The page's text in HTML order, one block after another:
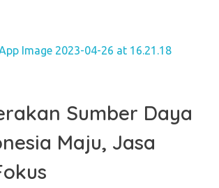
Sumber Daya
Maju, Jasa